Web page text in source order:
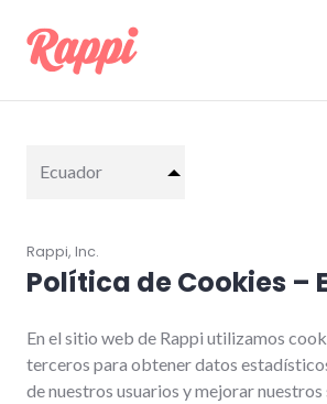
content
Legal | Rappi
Ecuador
Rappi, Inc.
Política de Cookies –
En el sitio web de Rappi utilizamos
terceros para obtener datos
de nuestros usuarios y mejorar